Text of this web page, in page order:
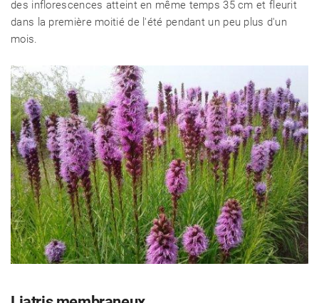
des inflorescences atteint en même temps 35 cm et fleurit
dans la première moitié de l'été pendant un peu plus d'un
mois.